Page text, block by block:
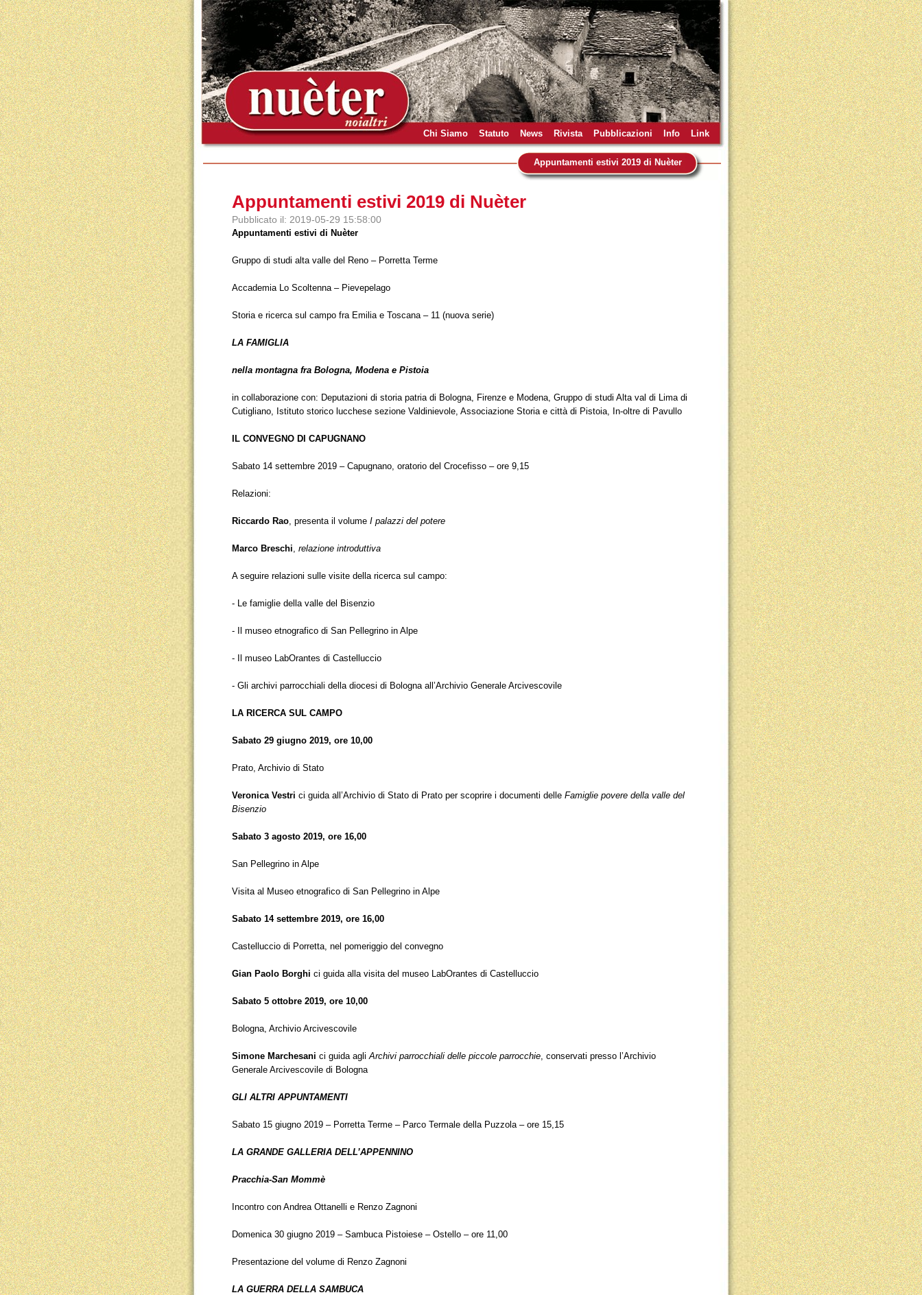
Chi Siamo Statuto News Rivista Pubblicazioni Info Link
Appuntamenti estivi 2019 di Nuèter
Appuntamenti estivi 2019 di Nuèter
Pubblicato il: 2019-05-29 15:58:00
Appuntamenti estivi di Nuèter
Gruppo di studi alta valle del Reno – Porretta Terme
Accademia Lo Scoltenna – Pievepelago
Storia e ricerca sul campo fra Emilia e Toscana – 11 (nuova serie)
LA FAMIGLIA
nella montagna fra Bologna, Modena e Pistoia
in collaborazione con: Deputazioni di storia patria di Bologna, Firenze e Modena, Gruppo di studi Alta val di Lima di
Cutigliano, Istituto storico lucchese sezione Valdinievole, Associazione Storia e città di Pistoia, In-oltre di Pavullo
IL CONVEGNO DI CAPUGNANO
Sabato 14 settembre 2019 – Capugnano, oratorio del Crocefisso – ore 9,15
Relazioni:
Riccardo Rao, presenta il volume I palazzi del potere
Marco Breschi, relazione introduttiva
A seguire relazioni sulle visite della ricerca sul campo:
- Le famiglie della valle del Bisenzio
- Il museo etnografico di San Pellegrino in Alpe
- Il museo LabOrantes di Castelluccio
- Gli archivi parrocchiali della diocesi di Bologna all’Archivio Generale Arcivescovile
LA RICERCA SUL CAMPO
Sabato 29 giugno 2019, ore 10,00
Prato, Archivio di Stato
Veronica Vestri ci guida all’Archivio di Stato di Prato per scoprire i documenti delle Famiglie povere della valle del
Bisenzio
Sabato 3 agosto 2019, ore 16,00
San Pellegrino in Alpe
Visita al Museo etnografico di San Pellegrino in Alpe
Sabato 14 settembre 2019, ore 16,00
Castelluccio di Porretta, nel pomeriggio del convegno
Gian Paolo Borghi ci guida alla visita del museo LabOrantes di Castelluccio
Sabato 5 ottobre 2019, ore 10,00
Bologna, Archivio Arcivescovile
Simone Marchesani ci guida agliArchivi parrocchiali delle piccole parrocchie, conservati presso l’Archivio
Generale Arcivescovile di Bologna
GLI ALTRI APPUNTAMENTI
Sabato 15 giugno 2019 – Porretta Terme – Parco Termale della Puzzola – ore 15,15
LA GRANDE GALLERIA DELL’APPENNINO
Pracchia-San Mommè
Incontro con Andrea Ottanelli e Renzo Zagnoni
Domenica 30 giugno 2019 – Sambuca Pistoiese – Ostello – ore 11,00
Presentazione del volume di Renzo Zagnoni
LA GUERRA DELLA SAMBUCA